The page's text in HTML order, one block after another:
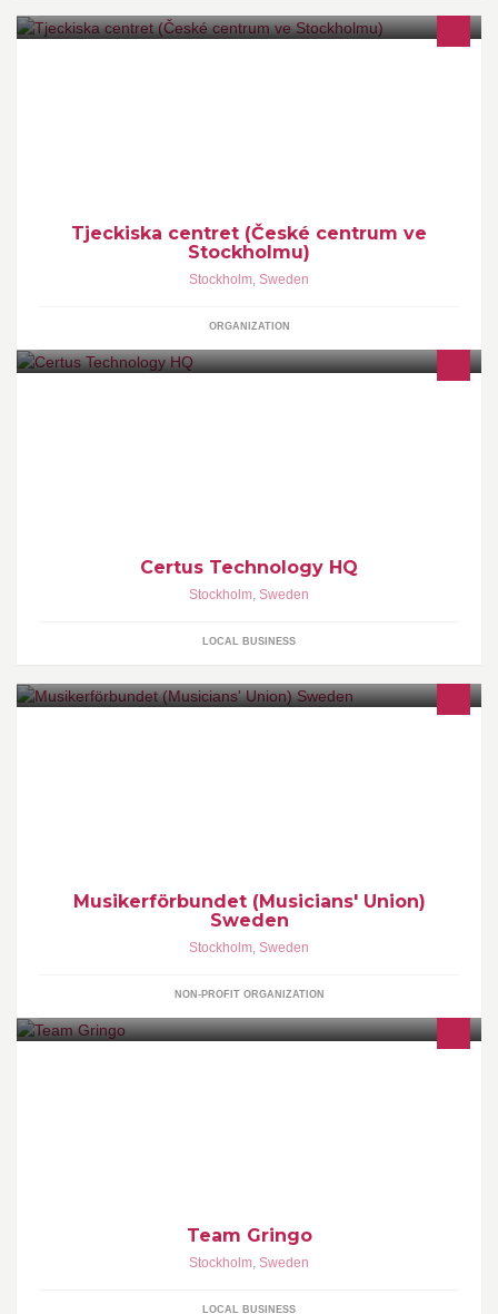
Tjeckiska centret (České centrum ve
Stockholmu)
Stockholm, Sweden
ORGANIZATION
Certus Technology HQ
Stockholm, Sweden
LOCAL BUSINESS
Musikerförbundet (Musicians' Union)
Sweden
Stockholm, Sweden
NON-PROFIT ORGANIZATION
Team Gringo
Stockholm, Sweden
LOCAL BUSINESS